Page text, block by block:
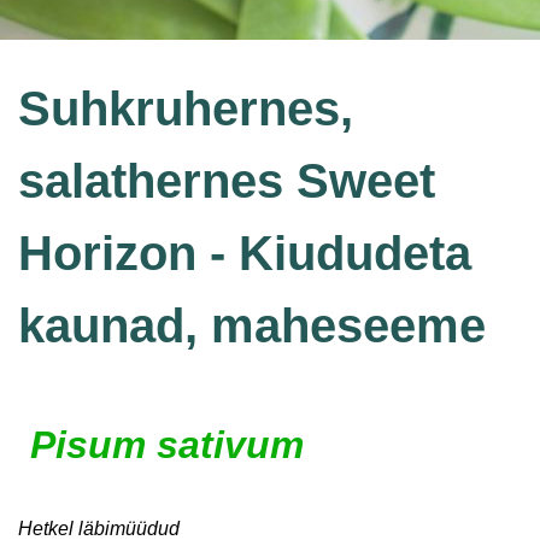
Suhkruhernes,
salathernes Sweet
Horizon - Kiududeta
kaunad, maheseeme
Pisum sativum
Hetkel läbimüüdud